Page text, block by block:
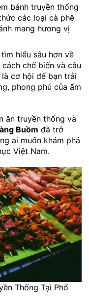
bánh truyền thống
các loại cà phê
mang hương vị
hiểu sâu hơn về
chế biến và câu
cơ hội để bạn trải
phong phú của ẩm
ăn truyền thống và
Buồm đã trở
ai muốn khám phá
Việt Nam.
Thống Tại Phố